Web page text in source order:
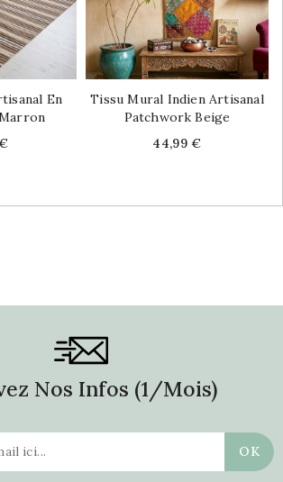
En
Tissu Mural Indien Artisanal
Patchwork Beige
Price
44,99 €
Nos Infos (1/mois)